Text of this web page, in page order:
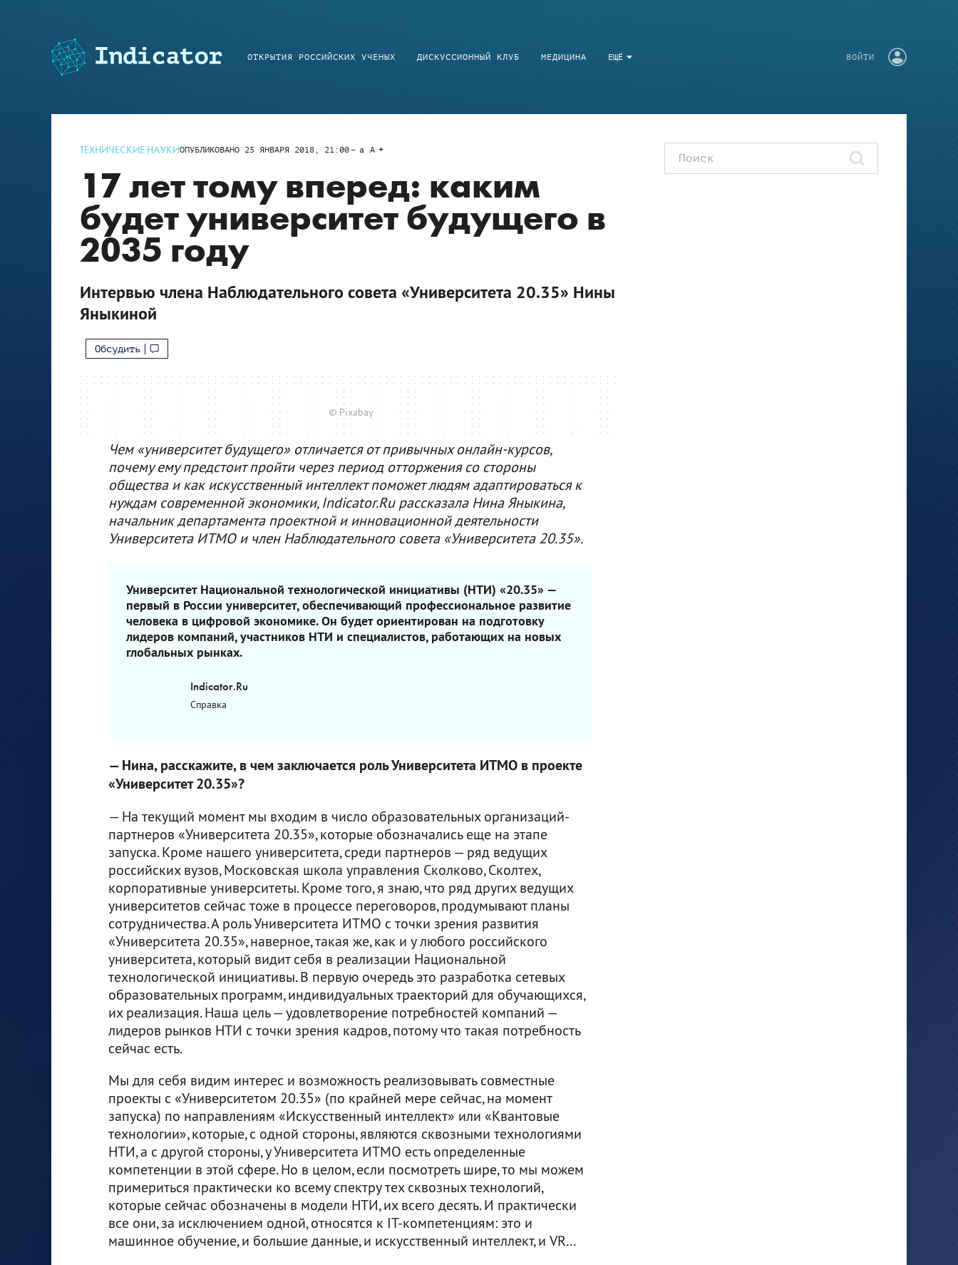
ЕЩЁ
ОТКРЫТИЯ РОССИЙСКИХ УЧЕНЫХ ДИСКУССИОННЫЙ КЛУБ МЕДИЦИНА ВОЙТИ
ТЕХНИЧЕСКИЕ НАУКИОПУБЛИКОВАНО 25 ЯНВАРЯ 2018, 21:00 a A
17 лет тому вперед: каким
будет университет будущего в
2035 году
Интервью члена Наблюдательного совета «Университета 20.35» Нины
Яныкиной
Обсудить
© Pixabay
Чем «университет будущего» отличается от привычных онлайн-курсов,
почему ему предстоит пройти через период отторжения со стороны
общества и как искусственный интеллект поможет людям адаптироваться к
нуждам современной экономики, Indicator.Ru рассказала Нина Яныкина,
начальник департамента проектной и инновационной деятельности
Университета ИТМО и член Наблюдательного совета «Университета 20.35».
Университет Национальной технологической инициативы (НТИ) «20.35» —
первый в России университет, обеспечивающий профессиональное развитие
человека в цифровой экономике. Он будет ориентирован на подготовку
лидеров компаний, участников НТИ и специалистов, работающих на новых
глобальных рынках.
Indicator.Ru
Справка
— Нина, расскажите, в чем заключается роль Университета ИТМО в проекте
«Университет 20.35»?
— На текущий момент мы входим в число образовательных организаций-
партнеров «Университета 20.35», которые обозначались еще на этапе
запуска. Кроме нашего университета, среди партнеров — ряд ведущих
российских вузов, Московская школа управления Сколково, Сколтех,
корпоративные университеты. Кроме того, я знаю, что ряд других ведущих
университетов сейчас тоже в процессе переговоров, продумывают планы
сотрудничества. А роль Университета ИТМО с точки зрения развития
«Университета 20.35», наверное, такая же, как и у любого российского
университета, который видит себя в реализации Национальной
технологической инициативы. В первую очередь это разработка сетевых
образовательных программ, индивидуальных траекторий для обучающихся,
их реализация. Наша цель — удовлетворение потребностей компаний —
лидеров рынков НТИ с точки зрения кадров, потому что такая потребность
сейчас есть.
Мы для себя видим интерес и возможность реализовывать совместные
проекты с «Университетом 20.35» (по крайней мере сейчас, на момент
запуска) по направлениям «Искусственный интеллект» или «Квантовые
технологии», которые, с одной стороны, являются сквозными технологиями
НТИ, а с другой стороны, у Университета ИТМО есть определенные
компетенции в этой сфере. Но в целом, если посмотреть шире, то мы можем
примериться практически ко всему спектру тех сквозных технологий,
которые сейчас обозначены в модели НТИ, их всего десять. И практически
все они, за исключением одной, относятся к IT-компетенциям: это и
машинное обучение, и большие данные, и искусственный интеллект, и VR...